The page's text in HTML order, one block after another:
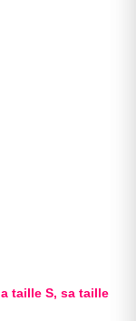
taille S, sa taille